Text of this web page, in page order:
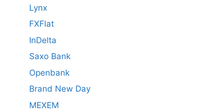
Lynx
FXFlat
InDelta
Saxo Bank
Openbank
Brand New Day
MEXEM